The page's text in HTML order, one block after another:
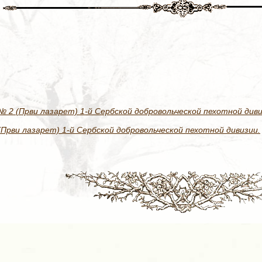
(Први лазарет) 1-й Сербской добровольческой пехотной
лазарет) 1-й Сербской добровольческой пехотной дивизии.